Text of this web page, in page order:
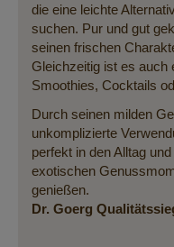
die eine leichte
suchen. Pur und gut
seinen frischen
Gleichzeitig ist es auch
Smoothies, Cocktails
Durch seinen milden
unkomplizierte
perfekt in den Alltag
exotischen
genießen.
Dr. Goerg